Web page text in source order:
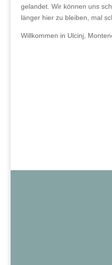
gelandet. Wir können uns
länger hier zu bleiben, mal
Willkommen in Ulcinj,